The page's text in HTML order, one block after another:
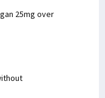
25mg over